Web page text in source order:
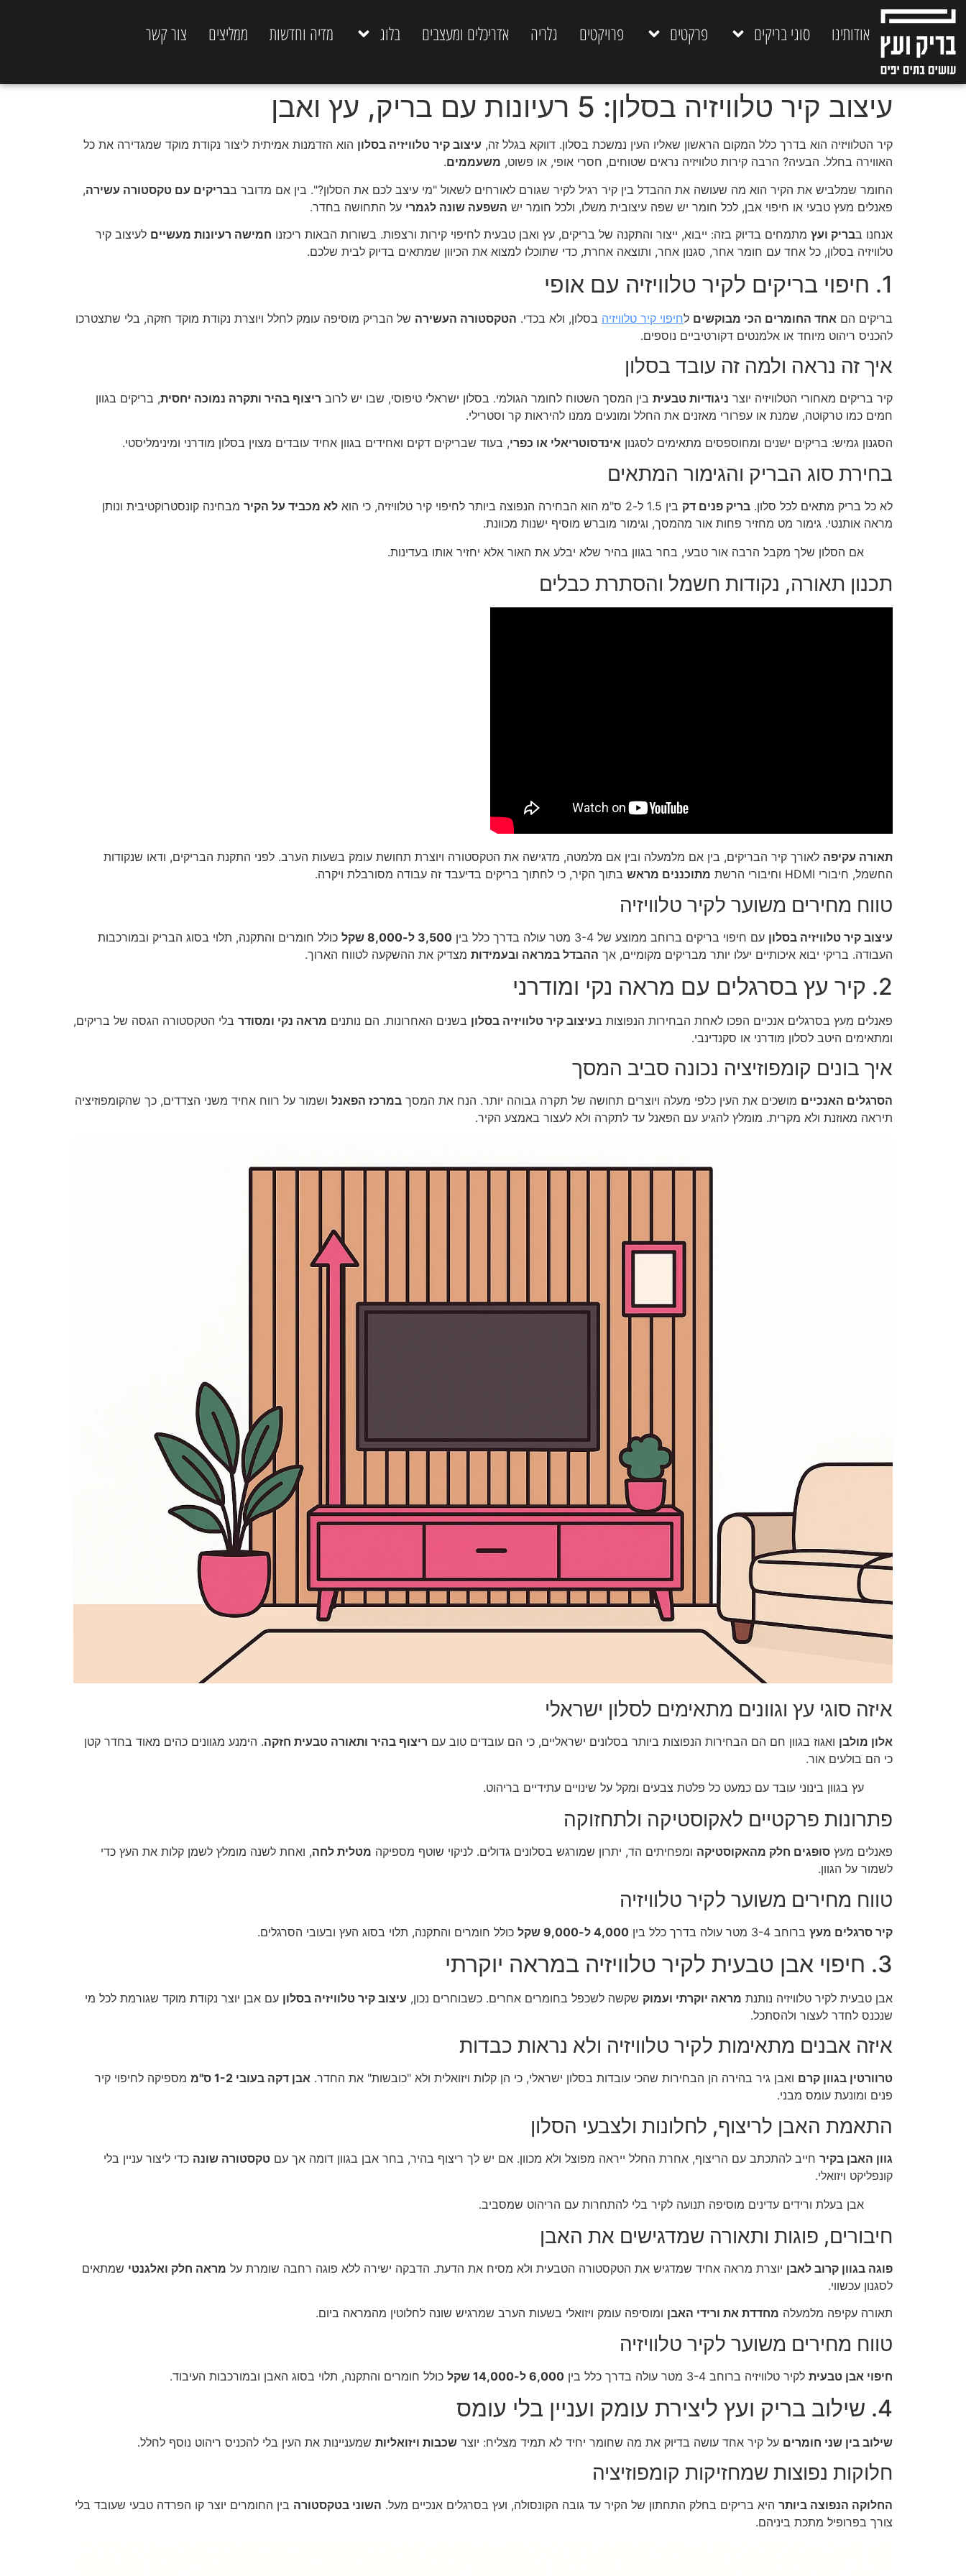
אודותינו סוגי בריקים פרקטים פרויקטים גלריה אדריכלים ומעצבים בלוג מדיה וחדשות ממליצים צור קשר
עיצוב קיר טלוויזיה בסלון: 5 רעיונות עם בריק, עץ ואבן
קיר הטלוויזיה הוא בדרך כלל המקום הראשון שאליו העין נמשכת בסלון. דווקא בגלל זה, עיצוב קיר טלוויזיה בסלון הוא הזדמנות אמיתית ליצור נקודת מוקד שמגדירה את כל
האווירה בחלל. הבעיה? הרבה קירות טלוויזיה נראים שטוחים, חסרי אופי, או פשוט, משעממים.
החומר שמלביש את הקיר הוא מה שעושה את ההבדל בין קיר רגיל לקיר שגורם לאורחים לשאול "מי עיצב לכם את הסלון?". בין אם מדובר בבריקים עם טקסטורה עשירה,
פאנלים מעץ טבעי או חיפוי אבן, לכל חומר יש שפה עיצובית משלו, ולכל חומר יש השפעה שונה לגמרי על התחושה בחדר.
אנחנו בבריק ועץ מתמחים בדיוק בזה: ייבוא, ייצור והתקנה של בריקים, עץ ואבן טבעית לחיפוי קירות ורצפות. בשורות הבאות ריכזנו חמישה רעיונות מעשיים לעיצוב קיר
טלוויזיה בסלון, כל אחד עם חומר אחר, סגנון אחר, ותוצאה אחרת, כדי שתוכלו למצוא את הכיוון שמתאים בדיוק לבית שלכם.
1. חיפוי בריקים לקיר טלוויזיה עם אופי
בריקים הם אחד החומרים הכי מבוקשים לחיפוי קיר טלוויזיה בסלון, ולא בכדי. הטקסטורה העשירה של הבריק מוסיפה עומק לחלל ויוצרת נקודת מוקד חזקה, בלי שתצטרכו
להכניס ריהוט מיוחד או אלמנטים דקורטיביים נוספים.
איך זה נראה ולמה זה עובד בסלון
קיר בריקים מאחורי הטלוויזיה יוצר ניגודיות טבעית בין המסך השטוח לחומר הגולמי. בסלון ישראלי טיפוסי, שבו יש לרוב ריצוף בהיר ותקרה נמוכה יחסית, בריקים בגוון
חמים כמו טרקוטה, שמנת או עפרורי מאזנים את החלל ומונעים ממנו להיראות קר וסטרילי.
הסגנון גמיש: בריקים ישנים ומחוספסים מתאימים לסגנון אינדסוטריאלי או כפרי, בעוד שבריקים דקים ואחידים בגוון אחיד עובדים מצוין בסלון מודרני ומינימליסטי.
בחירת סוג הבריק והגימור המתאים
לא כל בריק מתאים לכל סלון. בריק פנים דק בין 1.5 ל-2 ס"מ הוא הבחירה הנפוצה ביותר לחיפוי קיר טלוויזיה, כי הוא לא מכביד על הקיר מבחינה קונסטרוקטיבית ונותן
מראה אותנטי. גימור מט מחזיר פחות אור מהמסך, וגימור מוברש מוסיף ישנות מכוונת.
אם הסלון שלך מקבל הרבה אור טבעי, בחר בגוון בהיר שלא יבלע את האור אלא יחזיר אותו בעדינות.
תכנון תאורה, נקודות חשמל והסתרת כבלים
תאורה עקיפה לאורך קיר הבריקים, בין אם מלמעלה ובין אם מלמטה, מדגישה את הטקסטורה ויוצרת תחושת עומק בשעות הערב. לפני התקנת הבריקים, ודאו שנקודות
החשמל, חיבורי HDMI וחיבורי הרשת
מתוכננים מראש בתוך הקיר, כי לחתוך בריקים בדיעבד זה עבודה מסורבלת ויקרה.
טווח מחירים משוער לקיר טלוויזיה
עיצוב קיר טלוויזיה בסלון עם חיפוי בריקים ברוחב ממוצע של 3-4 מטר עולה בדרך כלל בין 3,500 ל-8,000 שקל
כולל חומרים והתקנה, תלוי בסוג הבריק ובמורכבות
העבודה. בריקי יבוא איכותיים יעלו יותר מבריקים מקומיים, אך ההבדל במראה ובעמידות מצדיק את ההשקעה לטווח הארוך.
2. קיר עץ בסרגלים עם מראה נקי ומודרני
פאנלים מעץ בסרגלים אנכיים הפכו לאחת הבחירות הנפוצות בעיצוב קיר טלוויזיה בסלון בשנים האחרונות. הם נותנים מראה נקי ומסודר בלי הטקסטורה הגסה של בריקים,
ומתאימים היטב לסלון מודרני או סקנדינבי.
איך בונים קומפוזיציה נכונה סביב המסך
הסרגלים האנכיים מושכים את העין כלפי מעלה ויוצרים תחושה של תקרה גבוהה יותר. הנח את המסך במרכז הפאנל ושמור על רווח אחיד משני הצדדים, כך שהקומפוזיציה
תיראה מאוזנת ולא מקרית. מומלץ להגיע עם הפאנל עד לתקרה ולא לעצור באמצע הקיר.
איזה סוגי עץ וגוונים מתאימים לסלון ישראלי
אלון מולבן ואגוז בגוון חם הם הבחירות הנפוצות ביותר בסלונים ישראליים, כי הם עובדים טוב עם ריצוף בהיר ותאורה טבעית חזקה. הימנע מגוונים כהים מאוד בחדר קטן
כי הם בולעים אור.
עץ בגוון בינוני עובד עם כמעט כל פלטת צבעים ומקל על שינויים עתידיים בריהוט.
פתרונות פרקטיים לאקוסטיקה ולתחזוקה
פאנלים מעץ סופגים חלק מהאקוסטיקה ומפחיתים הד, יתרון שמורגש בסלונים גדולים. לניקוי שוטף מספיקה מטלית לחה, ואחת לשנה מומלץ לשמן קלות את העץ כדי
לשמור על הגוון.
טווח מחירים משוער לקיר טלוויזיה
קיר סרגלים מעץ ברוחב 3-4 מטר עולה בדרך כלל בין 4,000 ל-9,000 שקל כולל חומרים והתקנה, תלוי בסוג העץ ובעובי הסרגלים.
3. חיפוי אבן טבעית לקיר טלוויזיה במראה יוקרתי
אבן טבעית לקיר טלוויזיה נותנת מראה יוקרתי ועמוק שקשה לשכפל בחומרים אחרים. כשבוחרים נכון, עיצוב קיר טלוויזיה בסלון עם אבן יוצר נקודת מוקד שגורמת לכל מי
שנכנס לחדר לעצור ולהסתכל.
איזה אבנים מתאימות לקיר טלוויזיה ולא נראות כבדות
טרוורטין בגוון קרם ואבן גיר בהירה הן הבחירות שהכי עובדות בסלון ישראלי, כי הן קלות ויזואלית ולא "כובשות" את החדר. אבן דקה בעובי 1-2 ס"מ
מספיקה לחיפוי קיר
פנים ומונעת עומס מבני.
התאמת האבן לריצוף, לחלונות ולצבעי הסלון
גוון האבן בקיר חייב להתכתב עם הריצוף, אחרת החלל ייראה מפוצל ולא מכוון. אם יש לך ריצוף בהיר, בחר אבן בגוון דומה אך עם טקסטורה שונה כדי ליצור עניין בלי
קונפליקט ויזואלי.
אבן בעלת ורידים עדינים מוסיפה תנועה לקיר בלי להתחרות עם הריהוט שמסביב.
חיבורים, פוגות ותאורה שמדגישים את האבן
פוגה בגוון קרוב לאבן יוצרת מראה אחיד שמדגיש את הטקסטורה הטבעית ולא מסיח את הדעת. הדבקה ישירה ללא פוגה רחבה שומרת על מראה חלק ואלגנטי שמתאים
לסגנון עכשווי.
תאורה עקיפה מלמעלה מחדדת את ורידי האבן ומוסיפה עומק ויזואלי בשעות הערב שמרגיש שונה לחלוטין מהמראה ביום.
טווח מחירים משוער לקיר טלוויזיה
חיפוי אבן טבעית לקיר טלוויזיה ברוחב 3-4 מטר עולה בדרך כלל בין 6,000 ל-14,000 שקל כולל חומרים והתקנה, תלוי בסוג האבן ובמורכבות העיבוד.
4. שילוב בריק ועץ ליצירת עומק ועניין בלי עומס
שילוב בין שני חומרים על קיר אחד עושה בדיוק את מה שחומר יחיד לא תמיד מצליח: יוצר שכבות ויזואליות שמעניינות את העין בלי להכניס ריהוט נוסף לחלל.
חלוקות נפוצות שמחזיקות קומפוזיציה
החלוקה הנפוצה ביותר היא בריקים בחלק התחתון של הקיר עד גובה הקונסולה, ועץ בסרגלים אנכיים מעל. השוני בטקסטורה בין החומרים יוצר קו הפרדה טבעי שעובד בלי
צורך בפרופיל מתכת ביניהם.